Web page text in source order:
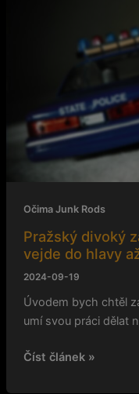
Očima Junk Rods
Pražský divoký
vejde do hlavy
2024-09-19
Úvodem bych chtěl
umí svou práci dělat
vejde
do
hlavy
Číst článek »